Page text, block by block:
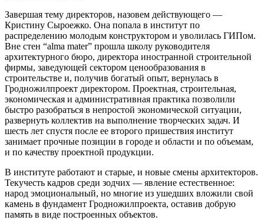
Завершая тему директоров, назовем действующего —
Кристину Сыроежко. Она попала в институт по
распределению молодым конструктором и уволилась ГИПом.
Вне стен “alma mater” прошла школу руководителя
архитектурного бюро, директора иностранной строительной
фирмы, заведующей сектором ценообразования в
строительстве и, получив богатый опыт, вернулась в
Гродножилпроект директором. Проектная, строительная,
экономическая и административная практика позволили
быстро разобраться в непростой экономической ситуации,
развернуть коллектив на выполнение творческих задач. И
шесть лет спустя после ее второго пришествия институт
занимает прочные позиции в городе и области и по объемам,
и по качеству проектной продукции.
В институте работают и старые, и новые смены архитекторов.
Текучесть кадров среди зодчих — явление естественное:
народ эмоциональный, но многие из ушедших вложили свой
камень в фундамент Гродножилпроекта, оставив добрую
память в виде построенных объектов.